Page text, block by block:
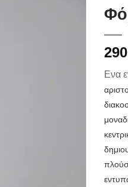
290
Ενα